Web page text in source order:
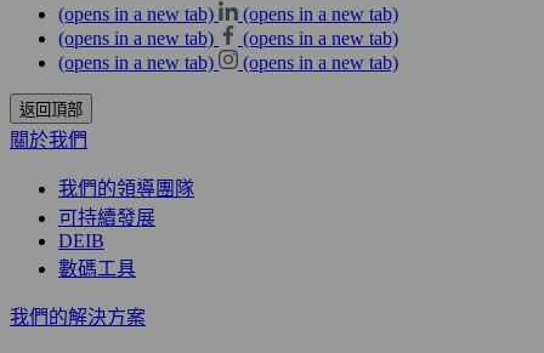
(opens in a new tab)
(opens in a new tab)
(opens in a new tab)
(opens in a new tab)
(opens in a new tab)
(opens in a new tab)
返回頂部
關於我們
我們的領導團隊
可持續發展
DEIB
數碼工具
我們的解決方案